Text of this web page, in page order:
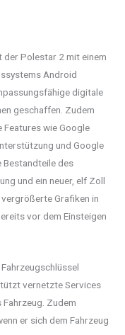
der Polestar 2 mit einem
Android
digitale
geschaffen. Zudem
wie Google
und Google
Bestandteile des
und ein neuer, elf Zoll
Grafiken in
vor dem Einsteigen
vernetzte Services
Zudem
er sich dem Fahrzeug